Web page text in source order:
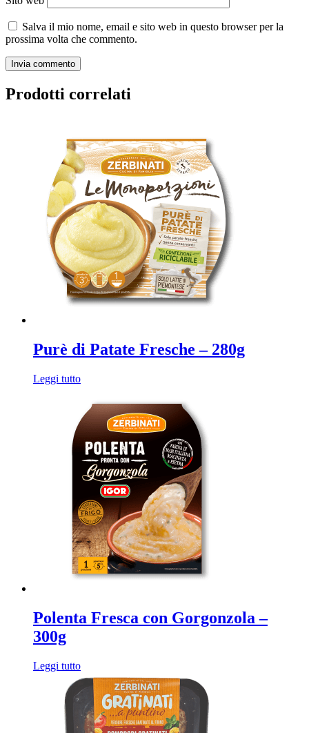
Salva il mio nome, email e sito web in questo browser per la
prossima volta che commento.
Prodotti correlati
Purè di Patate Fresche – 280g
Leggi tutto
Polenta Fresca con Gorgonzola –
300g
Leggi tutto